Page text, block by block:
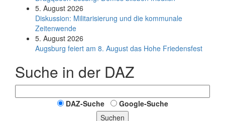
5. August 2026
Diskussion: Mi­li­ta­ri­sie­rung und die kommunale
Zeitenwende
5. August 2026
Augsburg feiert am 8. August das Hohe Friedensfest
Suche in der DAZ
DAZ-Suche
Google-Suche
Suchen